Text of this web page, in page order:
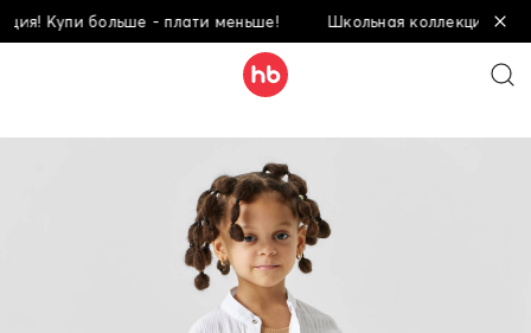
Купи больше - плати меньше! Школьная коллекция! Купи